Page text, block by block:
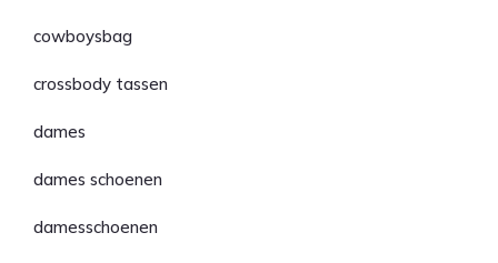
cowboysbag
crossbody tassen
dames
dames schoenen
damesschoenen